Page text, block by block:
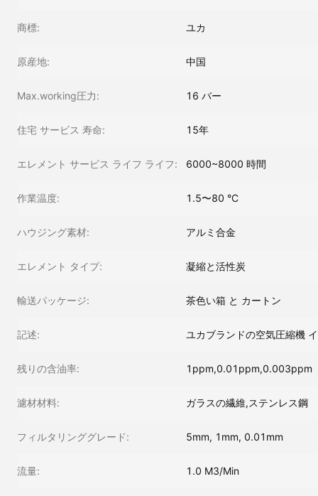
商標: ユカ
原産地: 中国
Max.working圧力: 16 バー
住宅 サービス 寿命: 15年
エレメント サービス ライフ ライフ: 6000~8000 時間
作業温度: 1.5〜80 °C
ハウジング素材: アルミ合金
エレメント タイプ: 凝縮と活性炭
輸送パッケージ: 茶色い箱 と カートン
記述: ユカブランドの空気圧縮機
残りの含油率: 1ppm,0.01ppm,0.003ppm
濾材材料: ガラスの繊維,ステンレス鋼
フィルタリンググレード: 5mm, 1mm, 0.01mm
流量: 1.0 M3/Min